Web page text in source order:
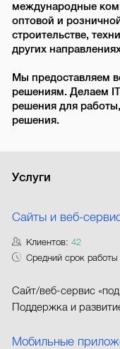
международные
оптовой и
строительстве,
других
Мы предоставляем
решениям. Делаем
решения для
решения.
Услуги
Сайты и веб-
Клиентов:42
Средний срок
Сайт/веб-сервис
Поддержка и
Мобильные